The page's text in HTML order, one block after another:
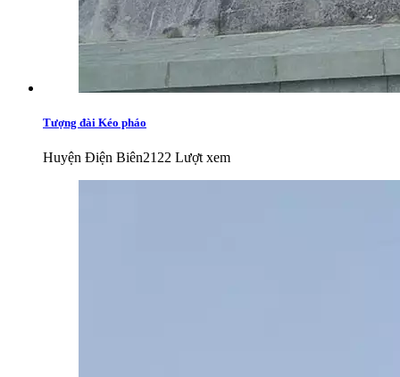
Tượng đài Kéo pháo
Huyện Điện Biên2122 Lượt xem